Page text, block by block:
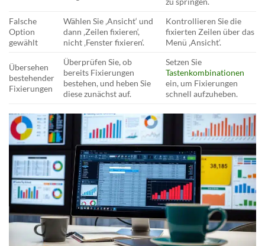
Falsche
Option
gewählt
Wählen Sie ‚Ansicht‘ und
dann ‚Zeilen fixieren‘,
nicht ‚Fenster fixieren‘.
Kontrollieren Sie die
fixierten Zeilen über das
Menü ‚Ansicht‘.
Übersehen
bestehender
Fixierungen
Überprüfen Sie, ob
bereits Fixierungen
bestehen, und heben Sie
diese zunächst auf.
Setzen Sie
Tastenkombinationen
ein, um Fixierungen
schnell aufzuheben.